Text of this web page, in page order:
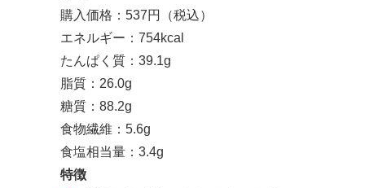
購入価格：537円（税込）
エネルギー：754kcal
たんぱく質：39.1g
脂質：26.0g
糖質：88.2g
食物繊維：5.6g
食塩相当量：3.4g
特徴